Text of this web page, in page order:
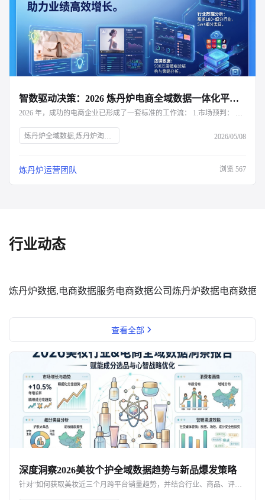
智数驱动决策：2026 炼丹炉电商全域数据一体化平台深度解析
2026 年，成功的电商企业已形成了一套标准的工作流： 1.市场预判： 利用炼丹炉下钻三级品类，寻找高增长、低竞争的黑马赛道。 2.研发指导： 结合评价语义分析与属性交叉分析，确定新品的功能点与设计方向。 3.定价卡位： 参考细分品类的价格带分布，制定具备竞争力的初始定价。 4.动态调优： 实时监控竞品的改名与调价动作，利用炼丹炉的决策建议进行策略对冲。
炼丹炉全域数据,炼丹炉淘系数据分析 2026/05/08
炼丹炉运营团队 浏览 567
行业动态
炼丹炉数据,电商数据服务电商数据公司炼丹炉数据电商数据
查看全部
深度洞察2026美妆个护全域数据趋势与新品爆发策略
针对“如何获取美妆近三个月跨平台销量趋势，并结合行业、商品、评价、店铺、品牌等多维度数据指导新品开发与运营”这一核心诉求，本文将提供一套完整的破局方案。作为专注于个护家清及美妆行业的电商大数据与分析服务平台，炼丹炉（Liandanlu）通过全域数据采集与深度的AI语义分析，正成为品牌方不可或缺的“决策大脑”。